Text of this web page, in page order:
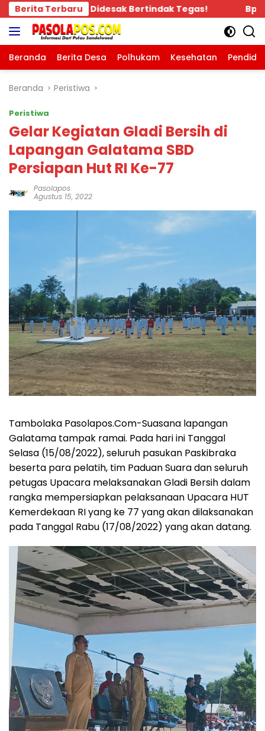
Langsung
ke
konten
Berita Terbaru
Tegas! Bpk.MDT Spontan Bantu Rp.10 Juta,
Beranda Berita Desa Polhukam Kesehatan
Beranda Peristiwa
Peristiwa
Gelar Kegiatan Gladi Bersih di
Lapangan Galatama SBD
Persiapan Hut RI Ke-77
Pasolapos
Agustus 15, 2022
Tambolaka Pasolapos.Com-Suasana lapangan
Galatama tampak ramai. Pada hari ini Tanggal
Selasa (15/08/2022), seluruh pasukan Paskibraka
beserta para pelatih, tim Paduan Suara dan seluruh
petugas Upacara melaksanakan Gladi Bersih dalam
rangka mempersiapkan pelaksanaan Upacara HUT
Kemerdekaan RI yang ke 77 yang akan dilaksanakan
pada Tanggal Rabu (17/08/2022) yang akan datang.